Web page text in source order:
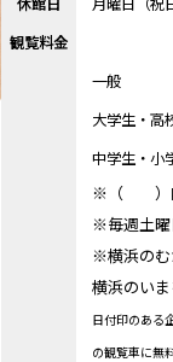
休館日
月曜日（祝
観覧料金
一般
大学生・高
中学生・小
※（ ）内
※毎週土曜
※横浜のむ
横浜のい
日付印のある
の観覧車に無